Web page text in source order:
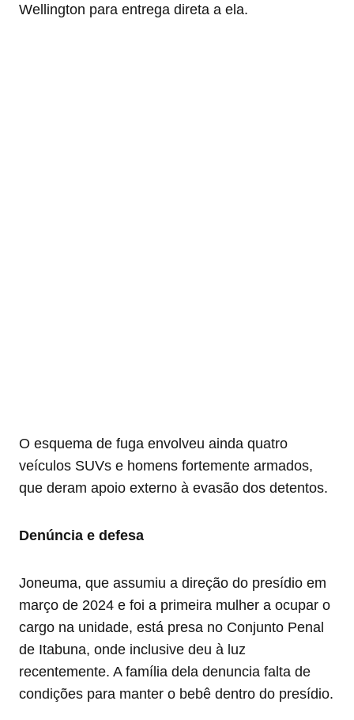
Wellington para entrega direta a ela.
O esquema de fuga envolveu ainda quatro
veículos SUVs e homens fortemente armados,
que deram apoio externo à evasão dos detentos.
Denúncia e defesa
Joneuma, que assumiu a direção do presídio em
março de 2024 e foi a primeira mulher a ocupar o
cargo na unidade, está presa no Conjunto Penal
de Itabuna, onde inclusive deu à luz
recentemente. A família dela denuncia falta de
condições para manter o bebê dentro do presídio.